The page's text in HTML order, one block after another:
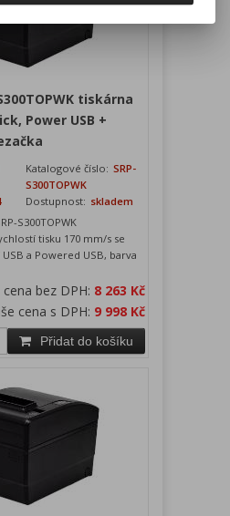
tiskárna
Power USB +
Katalogové číslo: SRP-
S300TOPWK
Dostupnost: skladem
S300TOPWK
tisku 170 mm/s se
a Powered USB, barva
cena bez DPH: 8 263 Kč
cena s DPH: 9 998 Kč
Přidat do košíku